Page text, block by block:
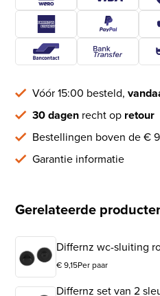
Vóór 15:00 besteld,
30 dagen recht op retour
Bestellingen boven de €
Garantie informatie
Gerelateerde
Differnz wc-sluiting
€9,15Per paar
Differnz set van 2